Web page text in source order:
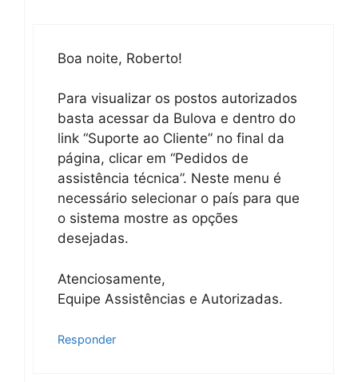
Boa noite, Roberto!
Para visualizar os postos autorizados
basta acessar da Bulova e dentro do
link “Suporte ao Cliente” no final da
página, clicar em “Pedidos de
assistência técnica”. Neste menu é
necessário selecionar o país para que
o sistema mostre as opções
desejadas.
Atenciosamente,
Equipe Assistências e Autorizadas.
Responder